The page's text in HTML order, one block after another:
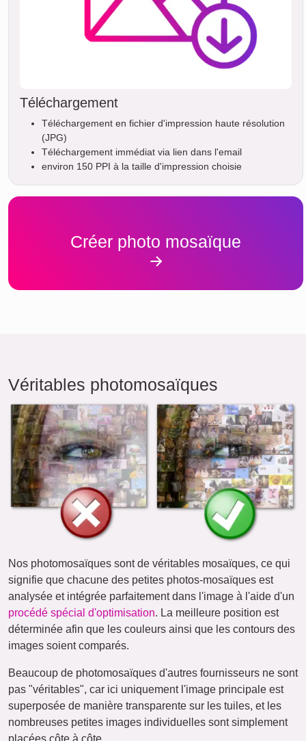
Téléchargement
Téléchargement en fichier d'impression haute résolution
(JPG)
Téléchargement immédiat via lien dans l'email
environ 150 PPI à la taille d'impression choisie
Créer photo mosaïque
Véritables photomosaïques
Nos photomosaïques sont de véritables mosaïques, ce qui
signifie que chacune des petites photos-mosaïques est
analysée et intégrée parfaitement dans l'image à l'aide d'un
procédé spécial d'optimisation. La meilleure position est
déterminée afin que les couleurs ainsi que les contours des
images soient comparés.
Beaucoup de photomosaïques d'autres fournisseurs ne sont
pas "véritables", car ici uniquement l'image principale est
superposée de manière transparente sur les tuiles, et les
nombreuses petites images individuelles sont simplement
placées côte à côte.